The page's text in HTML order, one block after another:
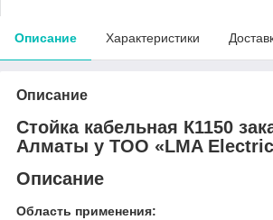
Описание Характеристики
Описание
Стойка кабельная К1150
Алматы у ТОО «LMA
Описание
Область применения: